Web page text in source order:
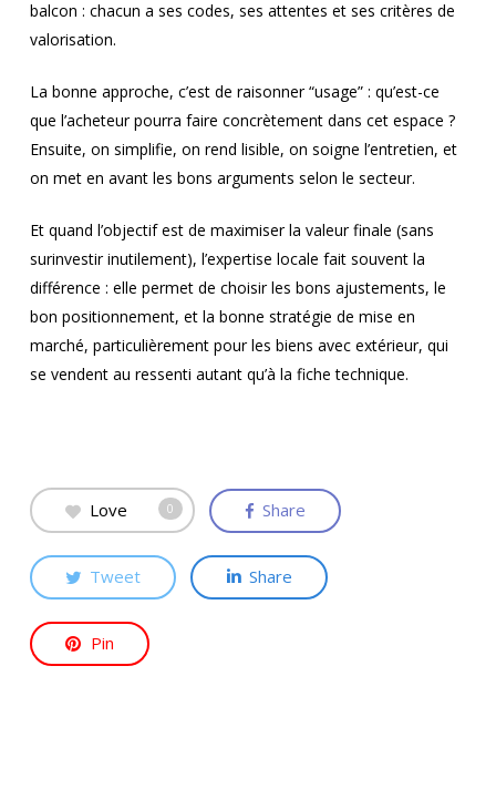
balcon : chacun a ses codes, ses attentes et ses critères de
valorisation.
La bonne approche, c’est de raisonner “usage” : qu’est-ce
que l’acheteur pourra faire concrètement dans cet espace ?
Ensuite, on simplifie, on rend lisible, on soigne l’entretien, et
on met en avant les bons arguments selon le secteur.
Et quand l’objectif est de maximiser la valeur finale (sans
surinvestir inutilement), l’expertise locale fait souvent la
différence : elle permet de choisir les bons ajustements, le
bon positionnement, et la bonne stratégie de mise en
marché, particulièrement pour les biens avec extérieur, qui
se vendent au ressenti autant qu’à la fiche technique.
Love 0 Share
Tweet Share
Pin